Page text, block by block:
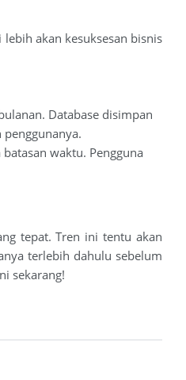
akan kesuksesan bisnis
Database disimpan
waktu. Pengguna
tepat. Tren ini tentu akan
terlebih dahulu sebelum
sekarang!